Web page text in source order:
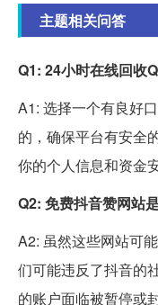
主题相关问答
Q1: 24小时在线回收
A1: 选择一个有良好
的，确保平台有安全
你的个人信息和资金安
Q2: 免费抖音赞网站
A2: 虽然这些网站可
们可能违反了抖音的
的账户面临被暂停或